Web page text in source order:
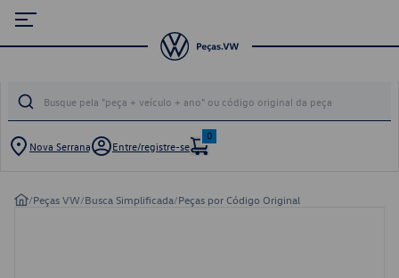
Nova Serrana Entre/registre-se
0
/Peças VW/Busca Simplificada/Peças por Código Original